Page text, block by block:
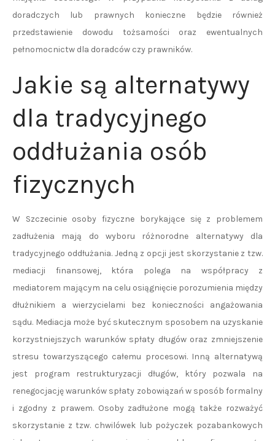
doradczych lub prawnych konieczne będzie również
przedstawienie dowodu tożsamości oraz ewentualnych
pełnomocnictw dla doradców czy prawników.
Jakie są alternatywy
dla tradycyjnego
oddłużania osób
fizycznych
W Szczecinie osoby fizyczne borykające się z problemem
zadłużenia mają do wyboru różnorodne alternatywy dla
tradycyjnego oddłużania. Jedną z opcji jest skorzystanie z tzw.
mediacji finansowej, która polega na współpracy z
mediatorem mającym na celu osiągnięcie porozumienia między
dłużnikiem a wierzycielami bez konieczności angażowania
sądu. Mediacja może być skutecznym sposobem na uzyskanie
korzystniejszych warunków spłaty długów oraz zmniejszenie
stresu towarzyszącego całemu procesowi. Inną alternatywą
jest program restrukturyzacji długów, który pozwala na
renegocjację warunków spłaty zobowiązań w sposób formalny
i zgodny z prawem. Osoby zadłużone mogą także rozważyć
skorzystanie z tzw. chwilówek lub pożyczek pozabankowych